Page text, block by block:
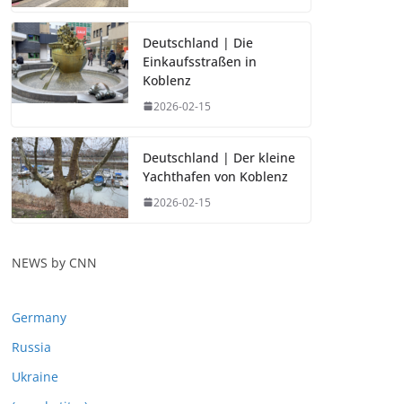
Deutschland | Die
Einkaufsstraßen in
Koblenz
2026-02-15
Deutschland | Der kleine
Yachthafen von Koblenz
2026-02-15
NEWS by CNN
Germany
Russia
Ukraine